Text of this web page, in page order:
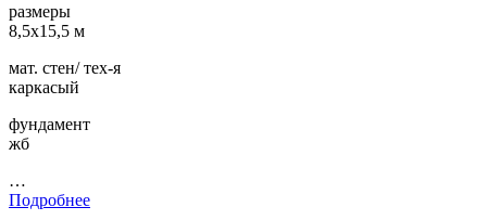
размеры
8,5х15,5 м
мат. стен/ тех-я
каркасый
фундамент
жб
…
Подробнее